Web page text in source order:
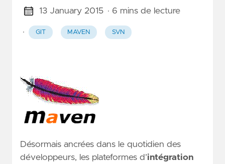
13 January 2015 · 6 mins de lecture
· GIT MAVEN SVN
Désormais ancrées dans le quotidien des
développeurs, les plateformes d’intégration